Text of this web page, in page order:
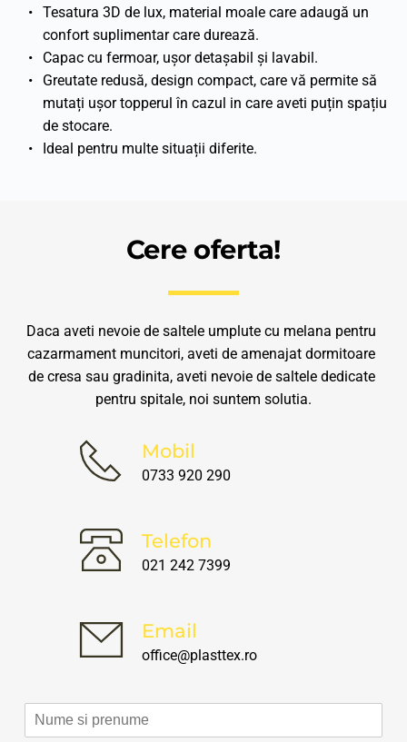
Tesatura 3D de lux, material moale care adaugă un
confort suplimentar care durează.
Capac cu fermoar, ușor detașabil și lavabil.
Greutate redusă, design compact, care vă permite să
mutați ușor topperul în cazul in care aveti puțin spațiu
de stocare.
Ideal pentru multe situații diferite.
Cere oferta!
Daca aveti nevoie de saltele umplute cu melana pentru
cazarmament muncitori, aveti de amenajat dormitoare
de cresa sau gradinita, aveti nevoie de saltele dedicate
pentru spitale, noi suntem solutia.
Mobil
0733 920 290
Telefon
021 242 7399
Email
office@plasttex.ro